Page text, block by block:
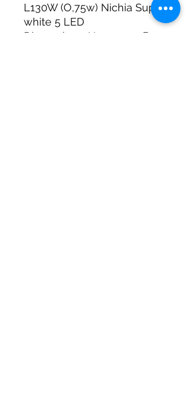
L130W (O,75w) Nichia Super
white 5 LED
Dimensions: H 40mm x B